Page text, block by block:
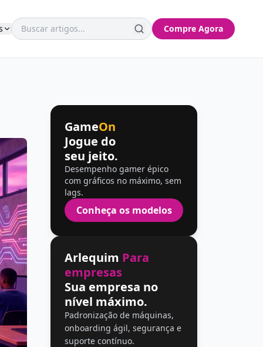
Compre Agora
GameOn
Jogue do
seu jeito.
Desempenho gamer épico
com gráficos no máximo, sem
lags.
Conheça os modelos
Arlequim Para
empresas
Sua empresa no
nível máximo.
Padronização de máquinas,
onboarding ágil, segurança e
suporte contínuo.